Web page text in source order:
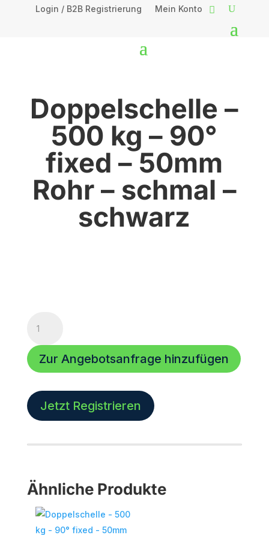
Login / B2B Registrierung Mein Konto
Doppelschelle –
500 kg – 90°
fixed – 50mm
Rohr – schmal –
schwarz
500
kg
fixed
-
Rohr
-
Menge
Zur Angebotsanfrage hinzufügen
Jetzt Registrieren
Ähnliche Produkte